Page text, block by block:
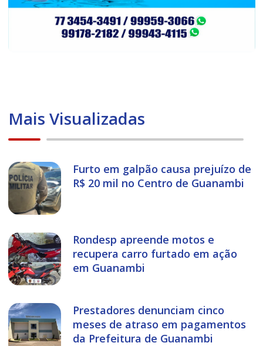
Mais Visualizadas
Furto em galpão causa prejuízo de
R$ 20 mil no Centro de Guanambi
Rondesp apreende motos e
recupera carro furtado em ação
em Guanambi
Prestadores denunciam cinco
meses de atraso em pagamentos
da Prefeitura de Guanambi